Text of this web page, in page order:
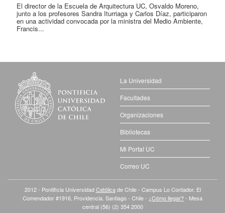
El director de la Escuela de Arquitectura UC, Osvaldo Moreno,
junto a los profesores Sandra Iturriaga y Carlos Díaz, participaron
en una actividad convocada por la ministra del Medio Ambiente,
Francis...
La Universidad
Facultades
Organizaciones
Bibliotecas
Mi Portal UC
Correo UC
2012 - Pontificia UniversidadCatólica de Chile - Campus Lo Contador. El
Comendador #1916, Providencia. Santiago - Chile - ¿Cómo llegar?- Mesa
central (56) (2) 354 2000